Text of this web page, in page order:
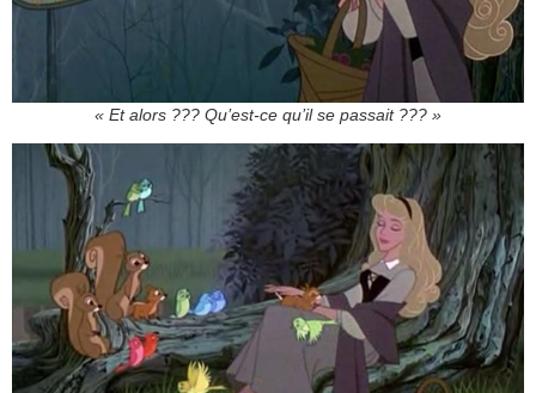
« Et alors ??? Qu’est-ce qu’il se passait ??? »